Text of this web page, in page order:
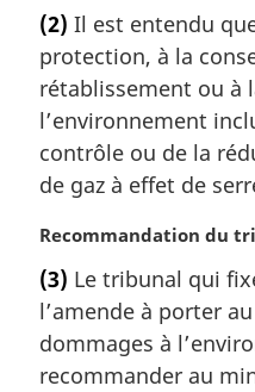
t
e
m
a
g
i
a
l
e
:
(2) Il est entendu
protection, à la
rétablissement ou à
l’environnement
contrôle ou de la
de gaz à effet de
N
t
e
m
a
Recommandation du
(3) Le tribunal qui
l’amende à porter
dommages à
recommander au